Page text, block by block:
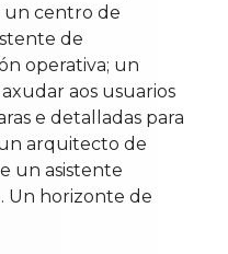
un centro de
de
operativa; un
aos usuarios
e detalladas para
arquitecto de
un asistente
Un horizonte de